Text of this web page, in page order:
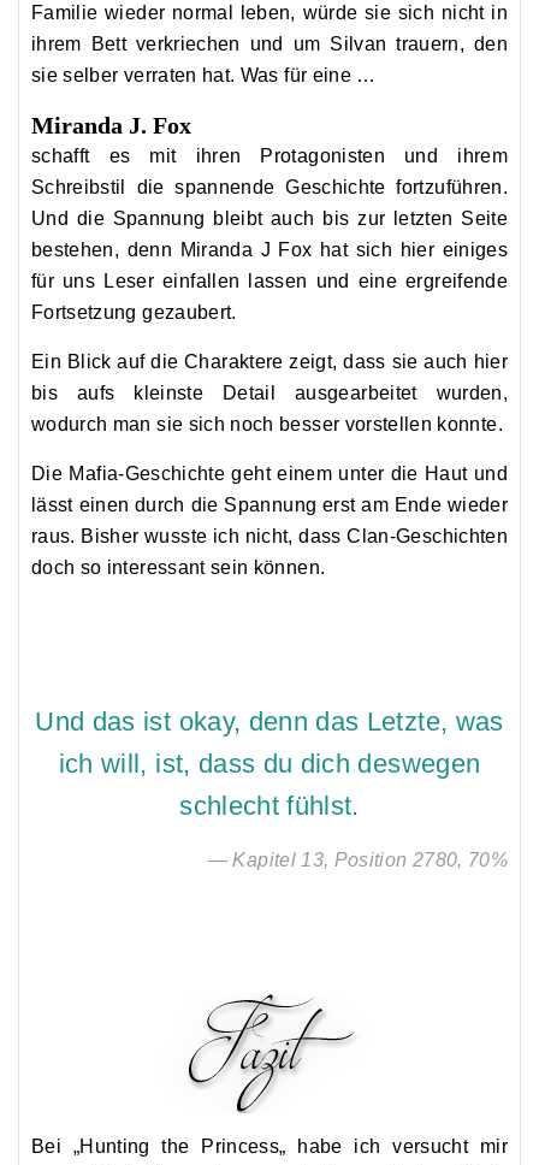
Familie wieder normal leben, würde sie sich nicht in
ihrem Bett verkriechen und um Silvan trauern, den
sie selber verraten hat. Was für eine …
Miranda J. Fox
schafft es mit ihren Protagonisten und ihrem
Schreibstil die spannende Geschichte fortzuführen.
Und die Spannung bleibt auch bis zur letzten Seite
bestehen, denn Miranda J Fox hat sich hier einiges
für uns Leser einfallen lassen und eine ergreifende
Fortsetzung gezaubert.
Ein Blick auf die Charaktere zeigt, dass sie auch hier
bis aufs kleinste Detail ausgearbeitet wurden,
wodurch man sie sich noch besser vorstellen konnte.
Die Mafia-Geschichte geht einem unter die Haut und
lässt einen durch die Spannung erst am Ende wieder
raus. Bisher wusste ich nicht, dass Clan-Geschichten
doch so interessant sein können.
Und das ist okay, denn das Letzte, was
ich will, ist, dass du dich deswegen
schlecht fühlst.
— Kapitel 13, Position 2780, 70%
Bei „Hunting the Princess„ habe ich versucht mir